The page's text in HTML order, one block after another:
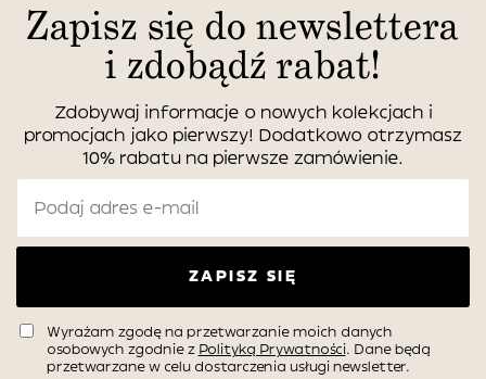
Zapisz się do newslettera
i zdobądź rabat!
Zdobywaj informacje o nowych kolekcjach i
promocjach jako pierwszy! Dodatkowo otrzymasz
10% rabatu na pierwsze zamówienie.
ZAPISZ SIĘ
Wyrażam zgodę na przetwarzanie moich danych
osobowych zgodnie z Polityką Prywatności. Dane będą
przetwarzane w celu dostarczenia usługi newsletter.